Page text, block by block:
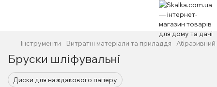
Інструменти Витратні матеріали та приладдя Абразивний
Бруски шліфувальні
Диски для наждакового паперу